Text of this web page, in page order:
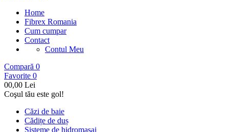
Home
Fibrex Romania
Cum cumpar
Contact
Contul Meu
Compară 0
Favorite 0
00,00 Lei
Coşul tău este gol!
Căzi de baie
Cădițe de duș
Sisteme de hidromasaj